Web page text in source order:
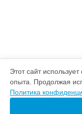
Этот сайт
опыта. Продолжая
Политика